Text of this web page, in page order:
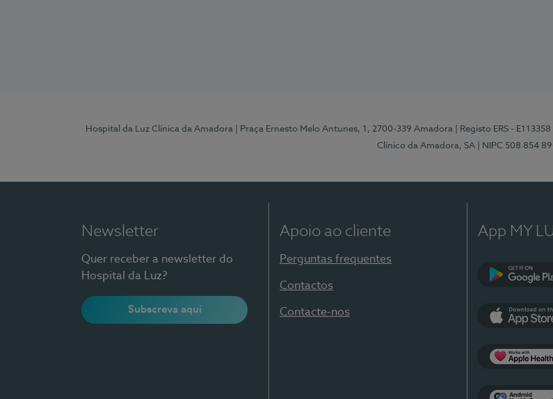
Hospital da Luz Clínica da Amadora | Praça Ernesto Melo Antunes, 1, 2700-339 Amadora | Registo ERS - E113358
Clínico da Amadora, SA
| NIPC 508 854
Newsletter
Quer receber a newsletter do
Hospital da Luz?
Subscreva aqui
Apoio ao cliente
Perguntas frequentes
Contactos
Contacte-nos
App MY